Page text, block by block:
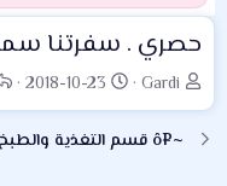
حصري . سفرتنا
ب
ا
د
Gardi
ت
ا
ر
2018-10-23
~¤ô قسم التغذية والطبخ ô¤~